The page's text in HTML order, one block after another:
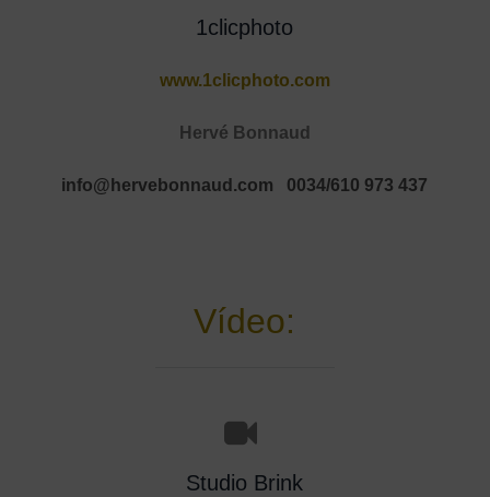
1clicphoto
www.1clicphoto.com
Hervé Bonnaud
info@hervebonnaud.com 0034/610 973 437
Vídeo:
Studio Brink